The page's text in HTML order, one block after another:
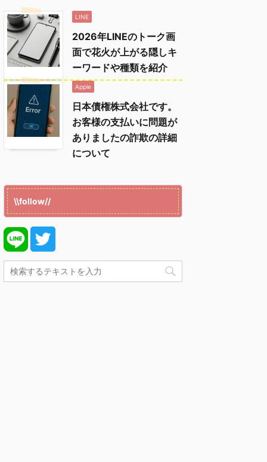
LINE
2026年LINEのトーク画
面で花火が上がる隠しキ
ーワードや種類を紹介
Apple
日本債権株式会社です。
お客様の支払いに問題が
ありましたの詐欺の詳細
について
\\follow//